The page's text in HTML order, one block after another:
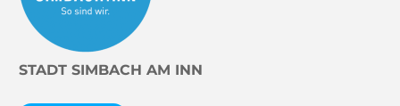
STADT SIMBACH AM INN